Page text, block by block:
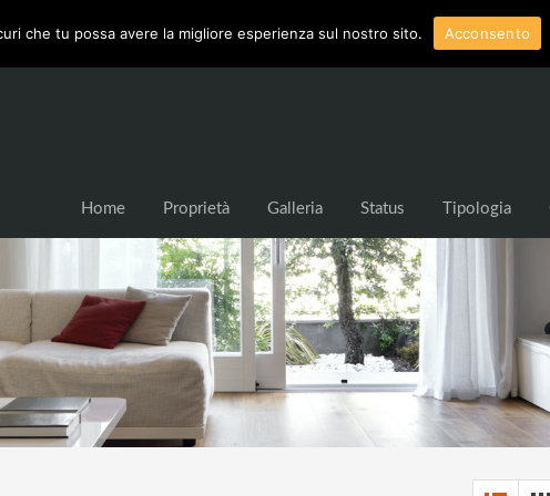
Home Proprietà Galleria Status Tipologia
che tu possa avere la migliore esperienza sul nostro sito. Acconsento